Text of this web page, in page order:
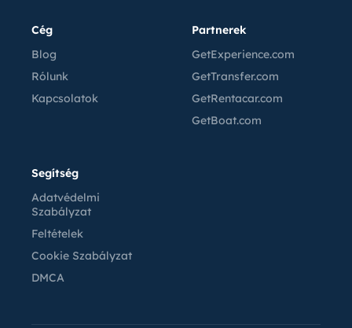
Cég
Blog
Rólunk
Kapcsolatok
Partnerek
GetExperience.com
GetTransfer.com
GetRentacar.com
GetBoat.com
Segítség
Adatvédelmi
Szabályzat
Feltételek
Cookie Szabályzat
DMCA